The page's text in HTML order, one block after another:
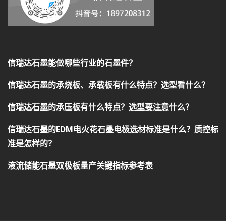
信瑞达石墨能做哪些行业的石墨件？
信瑞达石墨的承烧板、承载板有什么特点？选型看什么？
信瑞达石墨的承压板有什么特点？选型要注意什么？
信瑞达石墨的EDM电火花石墨电极选材标准是什么？质控标
准是怎样的？
液流储能石墨双极板量产关键指标参考表